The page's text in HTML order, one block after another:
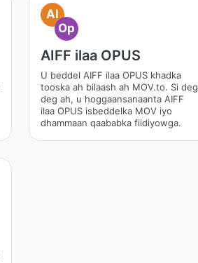
AI
Op
AIFF ilaa OPUS
U beddel AIFF ilaa OPUS khadka
tooska ah bilaash ah MOV.to. Si deg
deg ah, u hoggaansanaanta AIFF
ilaa OPUS isbeddelka MOV iyo
dhammaan qaababka fiidiyowga.